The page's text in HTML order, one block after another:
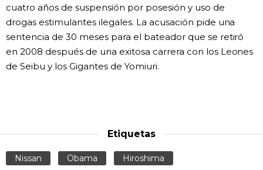
cuatro años de suspensión por posesión y uso de
drogas estimulantes ilegales. La acusación pide una
sentencia de 30 meses para el bateador que se retiró
en 2008 después de una exitosa carrera con los Leones
de Seibu y los Gigantes de Yomiuri.
Etiquetas
Nissan Obama
Hiroshima